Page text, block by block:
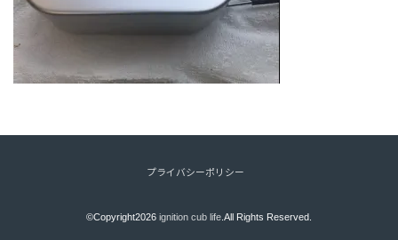
プライバシーポリシー
©Copyright2026 ignition cub life.All Rights Reserved.